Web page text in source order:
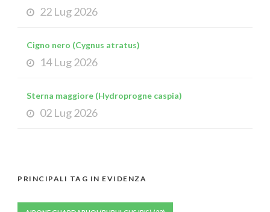
22 Lug 2026
Cigno nero (Cygnus atratus)
14 Lug 2026
Sterna maggiore (Hydroprogne caspia)
02 Lug 2026
PRINCIPALI TAG IN EVIDENZA